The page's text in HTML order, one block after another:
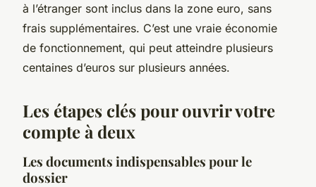
à l’étranger sont inclus dans la zone euro, sans
frais supplémentaires. C’est une vraie économie
de fonctionnement, qui peut atteindre plusieurs
centaines d’euros sur plusieurs années.
Les étapes clés pour ouvrir votre
compte à deux
Les documents indispensables pour le
dossier